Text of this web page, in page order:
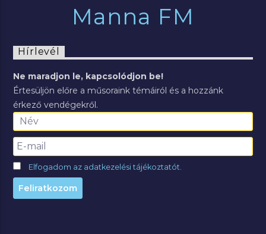
Manna FM
Hírlevél
Ne maradjon le, kapcsolódjon be!
Értesüljön előre a műsoraink témáiról és a hozzánk
érkező vendégekről.
Elfogadom az adatkezelési tájékoztatót.